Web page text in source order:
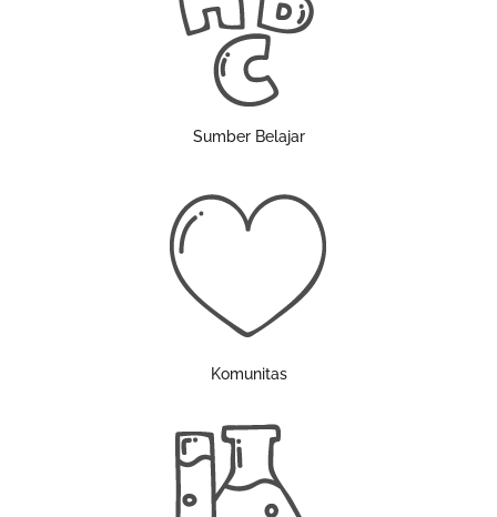
Sumber Belajar
Komunitas